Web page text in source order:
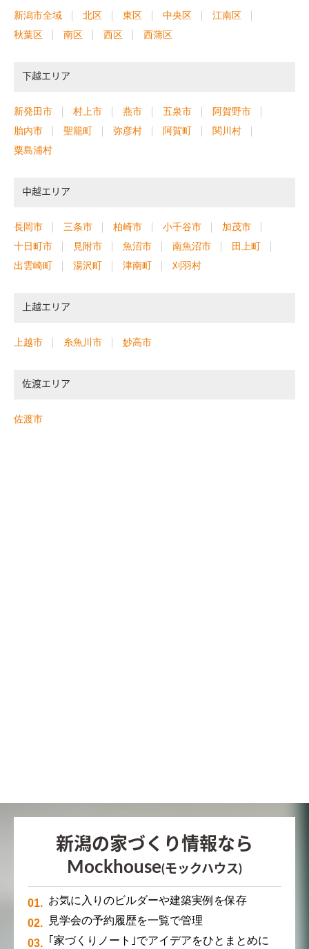
新潟市全域 北区 東区 中央区
江南区
秋葉区
南区 西区 西蒲区
下越エリア
新発田市 村上市 燕市 五泉市
阿賀野市
胎内市
聖籠町 弥彦村 阿賀町
関川村
粟島浦村
中越エリア
長岡市 三条市 柏崎市 小千谷市
加茂市
十日町市
見附市 魚沼市 南魚沼市
田上町
出雲崎町
湯沢町 津南町 刈羽村
上越エリア
上越市 糸魚川市 妙高市
佐渡エリア
佐渡市
新潟の家づくり情報なら
Mockhouse(モックハウス)
お気に入りのビルダーや建築実例を保存
見学会の予約履歴を一覧で管理
｢家づくりノート｣でアイデアをひとまとめに